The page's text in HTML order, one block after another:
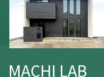
MACHI LAB